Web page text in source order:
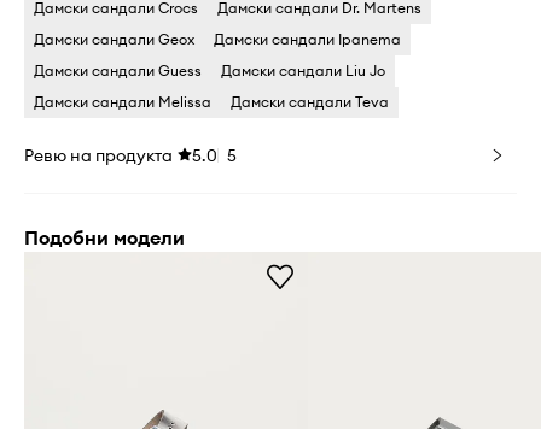
Дамски сандали Crocs
Дамски сандали Dr. Martens
Дамски сандали Geox
Дамски сандали Ipanema
Дамски сандали Guess
Дамски сандали Liu Jo
Дамски сандали Melissa
Дамски сандали Teva
Ревю на продукта 5.0 5
Подобни модели